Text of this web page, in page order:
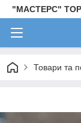
"МАСТЕРС"
Товари та